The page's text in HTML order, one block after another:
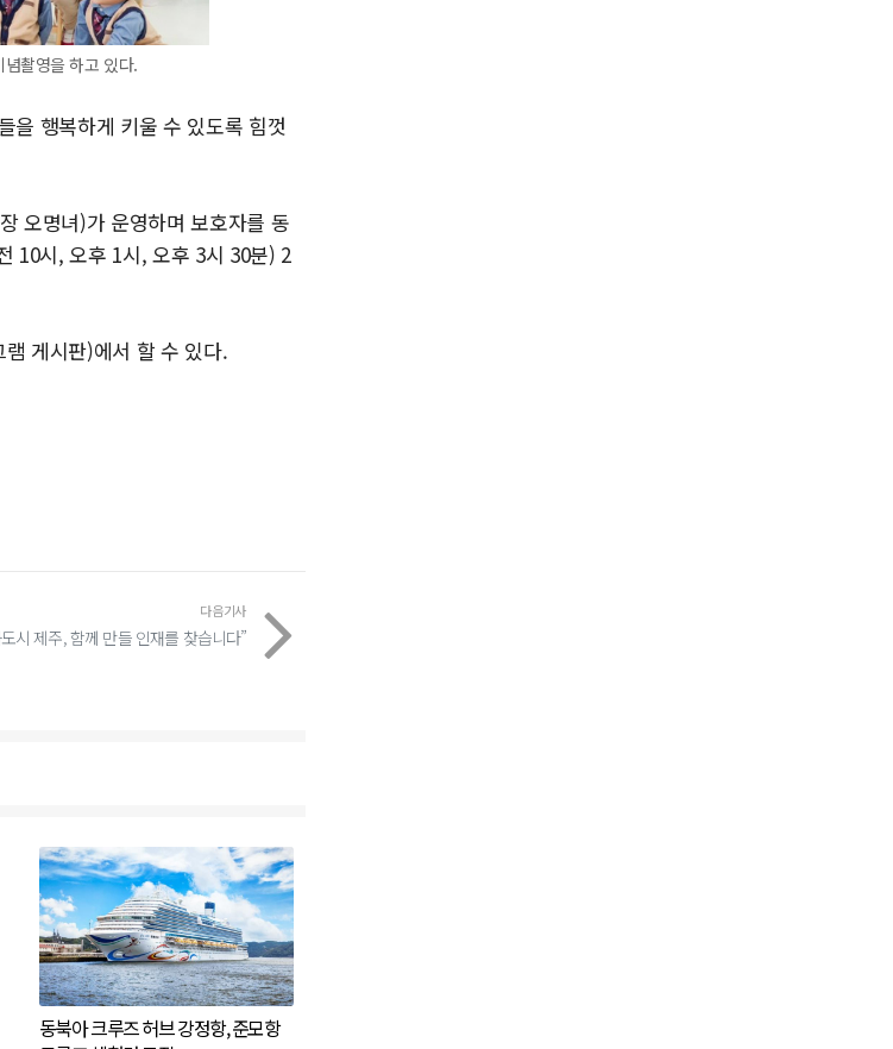
촬영을 하고 있다.
을 행복하게 키울 수 있도록 힘껏
오명녀)가 운영하며 보호자를 동
10시, 오후 1시, 오후 3시 30분) 2
게시판)에서 할 수 있다.
다음기사
시 제주, 함께 만들 인재를 찾습니다”
동북아 크루즈 허브 강정항, 준모항